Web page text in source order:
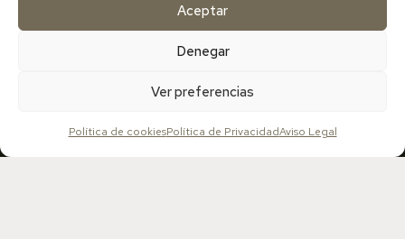
Aceptar
Denegar
Ver preferencias
Política de cookiesPolítica de PrivacidadAviso Legal